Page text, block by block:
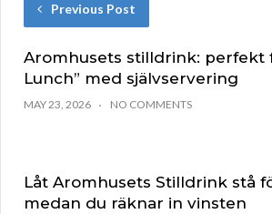
Previous Post
Aromhusets stilldrink: perfekt
Lunch” med självservering
MAY 23, 2026 NO COMMENTS
Låt Aromhusets Stilldrink stå
medan du räknar in vinsten